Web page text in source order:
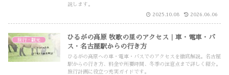
説します。
2025.10.08 2026.06.06
旅行・観光
ひるがの高原 牧歌の里のアクセス｜車・電車・バ
ス・名古屋駅からの行き方
ひるがの高原への車・電車・バスでのアクセスを徹底解説。名古屋
駅からの行き方、料金や所要時間、冬季の注意点まで詳しく紹介。
旅行計画に役立つ充実ガイドです。